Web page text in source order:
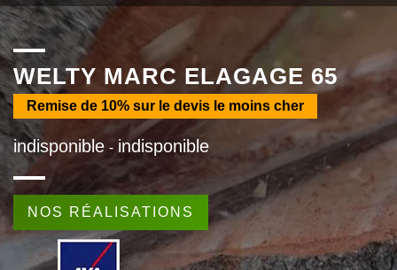
WELTY MARC ELAGAGE 65
Remise de 10% sur le devis le moins cher
indisponible - indisponible
NOS RÉALISATIONS